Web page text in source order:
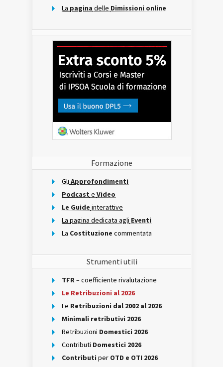
La pagina delle Dimissioni online
Formazione
Gli Approfondimenti
Podcast e Video
Le Guide interattive
La pagina dedicata agli Eventi
La Costituzione commentata
Strumenti utili
TFR– coefficiente rivalutazione
Le Retribuzioni al 2026
Le Retribuzioni dal 2002 al 2026
Minimali retributivi 2026
Retribuzioni Domestici 2026
Contributi Domestici 2026
Contributi per OTD e OTI 2026